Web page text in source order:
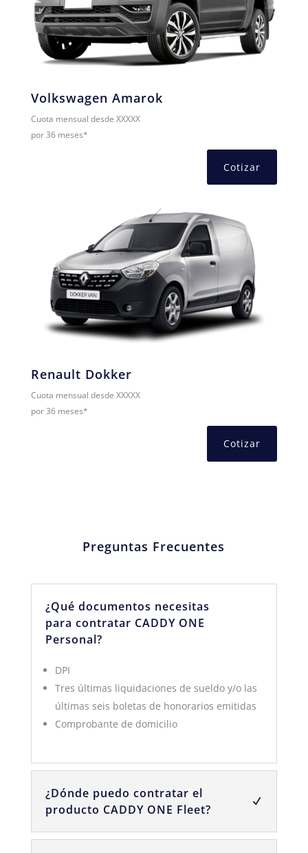
Volkswagen Amarok
Cuota mensual desde XXXXX
por 36 meses*
Cotizar
Renault Dokker
Cuota mensual desde XXXXX
por 36 meses*
Cotizar
Preguntas Frecuentes
¿Qué documentos necesitas
para contratar CADDY ONE
Personal?
DPI
Tres últimas liquidaciones de sueldo y/o las
últimas seis boletas de honorarios emitidas
Comprobante de domicilio
¿Dónde puedo contratar el
producto CADDY ONE Fleet?